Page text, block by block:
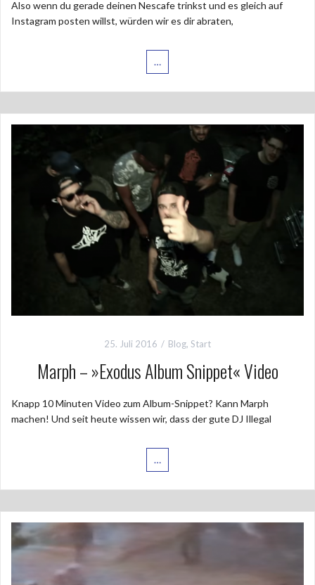
Also wenn du gerade deinen Nescafe trinkst und es gleich auf
Instagram posten willst, würden wir es dir abraten,
…
25. Juli 2016 Blog, Start
Marph – »Exodus Album Snippet« Video
Knapp 10 Minuten Video zum Album-Snippet? Kann Marph
machen! Und seit heute wissen wir, dass der gute DJ Illegal
…